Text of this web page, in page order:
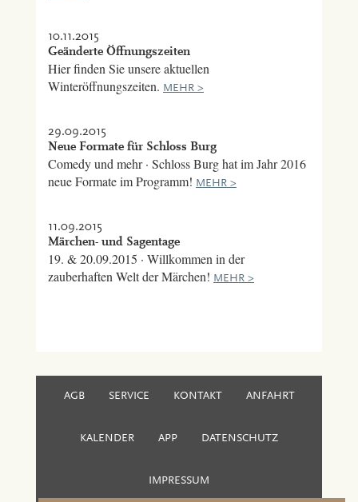
10.11.2015
Geänderte Öffnungszeiten
Hier finden Sie unsere aktuellen
Winteröffnungszeiten. MEHR >
29.09.2015
Neue Formate für Schloss Burg
Comedy und mehr · Schloss Burg hat im Jahr 2016
neue Formate im Programm! MEHR >
11.09.2015
Märchen- und Sagentage
19. & 20.09.2015 · Willkommen in der
zauberhaften Welt der Märchen! MEHR >
AGB SERVICE KONTAKT ANFAHRT
KALENDER APP DATENSCHUTZ
IMPRESSUM